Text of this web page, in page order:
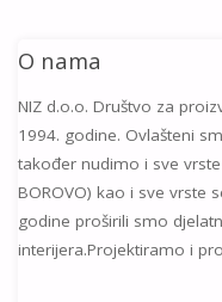
O nama
NIZ d.o.o. Društvo za
1994. godine. Ovlašteni
također nudimo i sve vrste
BOROVO) kao i sve vrste
godine proširili smo
interijera.Projektiramo i